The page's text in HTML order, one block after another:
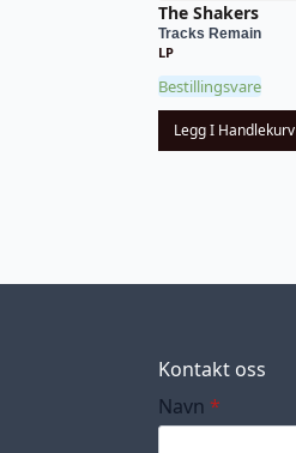
The Shakers
Tracks Remain
LP
Bestillingsvare
Legg I Handlekurv
Kontakt oss
Navn *